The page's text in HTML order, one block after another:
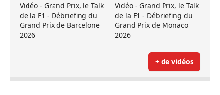
Vidéo - Grand Prix, le Talk
de la F1 - Débriefing du
Grand Prix de Barcelone
2026
Vidéo - Grand Prix, le Talk
de la F1 - Débriefing du
Grand Prix de Monaco
2026
+ de vidéos